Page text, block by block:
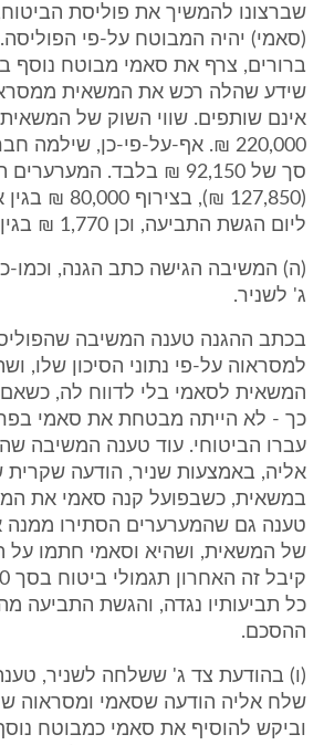
שברצונו להמשיך את פוליסת
(סאמי) יהיה המבוטח על-פי
ברורים, צרף את סאמי מבוטח נוסף
שידע שהלה רכש את המשאית
אינם שותפים. שווי השוק של
220,000 ₪. אף-על-פי-כן,
סך של 92,150 ₪ בלבד.
(127,850 ₪),
ליום הגשת התביעה, וכן 1,770 ₪ בגין שכר טרחת שמאי.
(ה) המשיבה הגישה כתב הגנה, וכמו-
ג' לשניר.
בכתב ההגנה טענה המשיבה
למסראוה על-פי נתוני הסיכון שלו,
המשאית לסאמי בלי לדווח לה, כשאם
כך - לא הייתה מבטחת את סאמי
עברו הביטוחי. עוד טענה המשיבה
אליה, באמצעות שניר, הודעה שקרית
במשאית, כשבפועל קנה סאמי את
טענה גם שהמערערים הסתירו ממנה
של המשאית, ושהיא וסאמי חתמו
כל תביעותיו נגדה, והגשת התביעה
ההסכם.
(ו) בהודעת צד ג' ששלחה לשניר,
שלח אליה הודעה שסאמי ומסראוה
וביקש להוסיף את סאמי כמבוטח